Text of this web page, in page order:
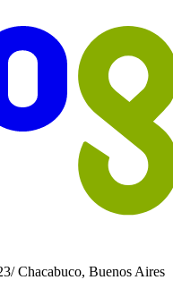
Chacabuco, Buenos Aires